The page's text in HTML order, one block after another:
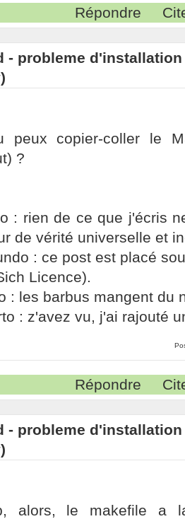
Répondre
- probleme
peux copier-coller le
?
: rien de ce que j'écris
de vérité universelle et
: ce post est placé
Licence).
: les barbus mangent du
: z'avez vu, j'ai rajouté
Répondre
- probleme
alors, le makefile a